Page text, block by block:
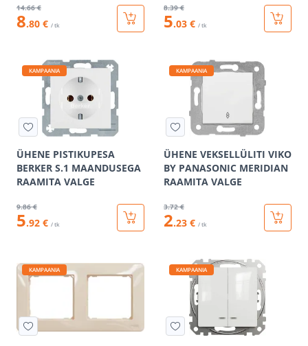
14.66 €
8.80 € / tk
8.39 €
5.03 € / tk
KAMPAANIA
ÜHENE PISTIKUPESA
BERKER S.1 MAANDUSEGA
RAAMITA VALGE
9.86 €
5.92 € / tk
KAMPAANIA
ÜHENE VEKSELLÜLITI VIKO
BY PANASONIC MERIDIAN
RAAMITA VALGE
3.72 €
2.23 € / tk
KAMPAANIA KAMPAANIA